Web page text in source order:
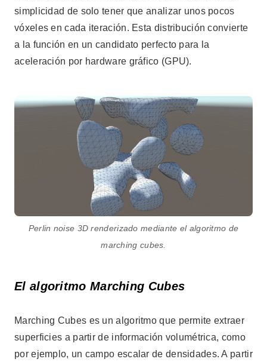
simplicidad de solo tener que analizar unos pocos
vóxeles en cada iteración. Esta distribución convierte
a la función en un candidato perfecto para la
aceleración por hardware gráfico (GPU).
Perlin noise 3D renderizado mediante el algoritmo de
marching cubes.
El algoritmo Marching Cubes
Marching Cubes es un algoritmo que permite extraer
superficies a partir de información volumétrica, como
por ejemplo, un campo escalar de densidades. A partir